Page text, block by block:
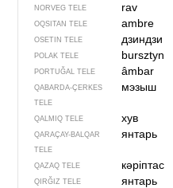
NORVEG TELE rav
OQSITAN TELE ambre
OSETIN TELE дзиндзи
POLAK TELE bursztyn
PORTUĞAL TELE âmbar
QABARDA-ÇERKES
TELE
мэзыш
QALMIQ TELE хув
QARAÇAY-BALQAR
TELE
янтарь
QAZAQ TELE кәріптас
QIRĞIZ TELE янтарь